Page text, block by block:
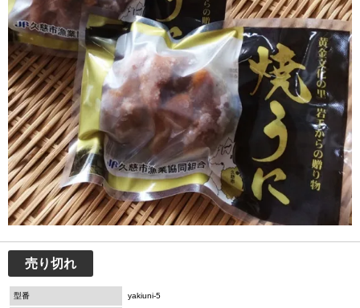
売り切れ
型番 yakiuni-5